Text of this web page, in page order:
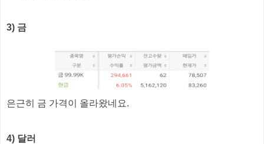
3) 금
은근히 금 가격이 올라왔네요.
4) 달러